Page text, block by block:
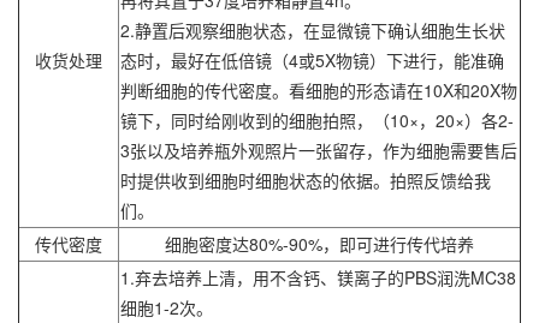
收货处理
2.静置后观察细胞状态，在显微镜下确认细胞生长状
态时，最好在低倍镜（4或5X物镜）下进行，能准确
判断细胞的传代密度。看细胞的形态请在10X和20X物
镜下，同时给刚收到的细胞拍照，（10×，20×）各2-
3张以及培养瓶外观照片一张留存，作为细胞需要售后
时提供收到细胞时细胞状态的依据。拍照反馈给我
们。
传代密度
细胞密度达80%-90%，即可进行传代培养
1.弃去培养上清，用不含钙、镁离子的PBS润洗MC38
细胞1-2次。